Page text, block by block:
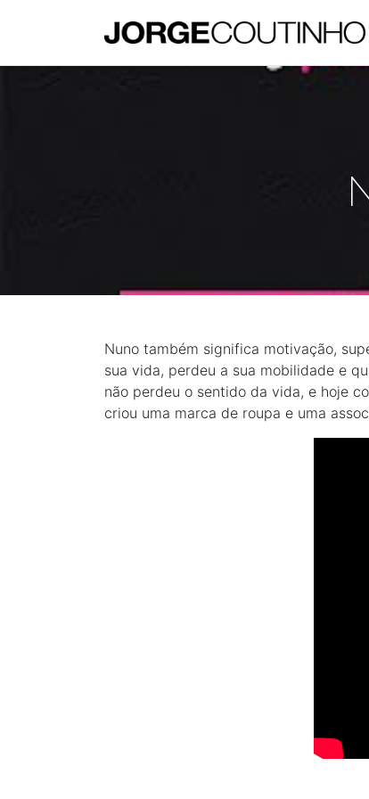
Nuno também significa motivação,
sua vida, perdeu a sua mobilidade e
não perdeu o sentido da vida, e hoje
criou uma marca de roupa e uma